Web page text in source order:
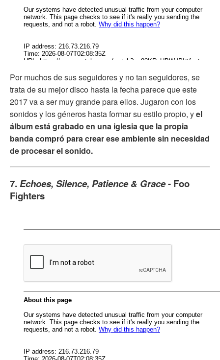
Por muchos de sus seguidores y no tan seguidores, se
trata de su mejor disco hasta la fecha parece que este
2017 va a ser muy grande para ellos. Jugaron con los
sonidos y los géneros hasta formar su estilo propio, yel
álbum está grabado en una iglesia que la propia
banda compró para crear ese ambiente sin necesidad
de procesar el sonido.
7. Echoes, Silence, Patience & Grace- Foo
Fighters